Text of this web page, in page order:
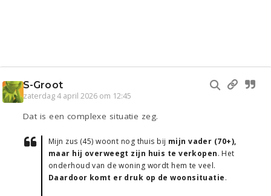
S-Groot
zaterdag 4 april 2026 om 12:45
Dat is een complexe situatie zeg.
Mijn zus (45) woont nog thuis bij mijn vader (70+),
maar hij overweegt zijn huis te verkopen. Het
onderhoud van de woning wordt hem te veel.
Daardoor komt er druk op de woonsituatie.